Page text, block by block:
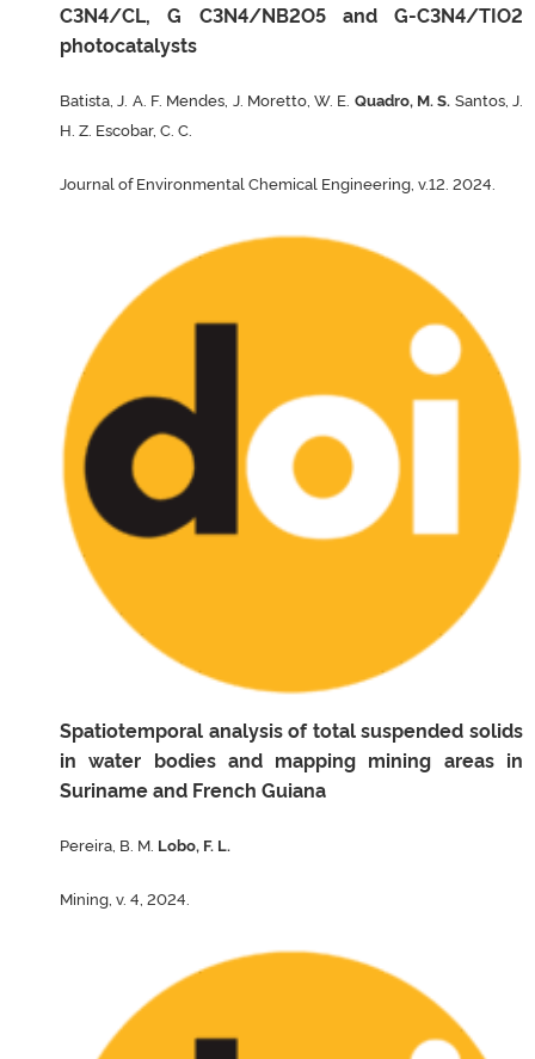
C3N4/CL, G C3N4/NB2O5 and G-C3N4/TIO2
photocatalysts
Batista, J. A. F. Mendes, J. Moretto, W. E. Quadro, M. S. Santos, J.
H. Z. Escobar, C. C.
Journal of Environmental Chemical Engineering, v.12. 2024.
Spatiotemporal analysis of total suspended solids
in water bodies and mapping mining areas in
Suriname and French Guiana
Pereira, B. M. Lobo, F. L.
Mining, v. 4, 2024.